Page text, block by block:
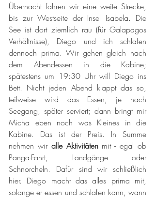
Übernacht fahren wir eine weite Strecke,
bis zur Westseite der Insel Isabela. Die
See ist dort ziemlich rau (für Galapagos
Verhältnisse), Diego und ich schlafen
dennoch prima. Wir gehen gleich nach
dem Abendessen in die Kabine;
spätestens um 19:30 Uhr will Diego ins
Bett. Nicht jeden Abend klappt das so,
teilweise wird das Essen, je nach
Seegang, später serviert; dann bringt mir
Micha eben noch was Kleines in die
Kabine. Das ist der Preis. In Summe
nehmen wir alle Aktivitäten mit - egal ob
Panga-Fahrt, Landgänge oder
Schnorcheln. Dafür sind wir schließlich
hier. Diego macht das alles prima mit,
solange er essen und schlafen kann, wann